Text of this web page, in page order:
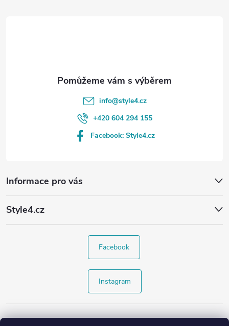
Informace pro vás
Style4.cz
info@style4.cz
+420 604 294 155
Facebook: Style4.cz
Facebook
Instagram